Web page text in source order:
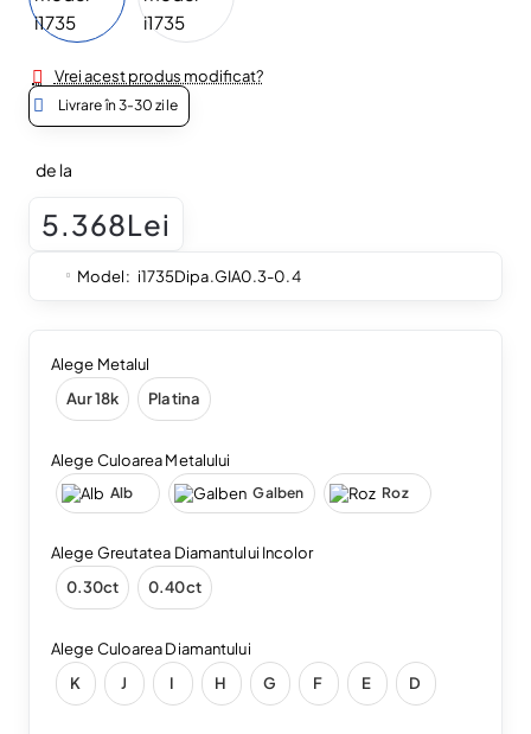
Vrei acest produs modificat?
Livrare în 3-30 zile
de la
5.368Lei
Model: i1735Dipa.GIA0.3-0.4
Alege Metalul
Aur 18k
Platina
Alege Culoarea Metalului
Alb Galben Roz
Alege Greutatea Diamantului Incolor
0.30ct
0.40ct
Alege Culoarea Diamantului
K
J I H G F E D